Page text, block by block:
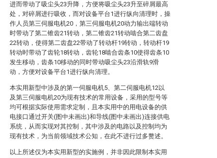
进而带动了吸尘头23升降，方便将吸尘头23升至碎屑最高
处，对碎屑进行吸收，而对设备平台1进行纵向清理时，操
作人员第三伺服电机20，第三伺服电机20动力输出端转动
时带动了第二锥齿21转动，第二锥齿21转动啮合第二齿盘
22转动，使得第二齿盘22带动了转动杆19转动，转动杆19
转动时带动了齿轮18转动，齿轮18啮合齿条10使得齿条10
发生移动，齿条10移动的同时带动吸尘头23沿滑轨9滑
动，方便对设备平台1进行纵向清理。
本实用新型中涉及的第一伺服电机5、第二伺服电机12以
及第三伺服电机20为现有技术的常用设备，采用的型号等
均可根据实际使用需求定制，且本实用中的用电设备的供
电接口通过开关(图中未画出)和导线(图中未画出)连接供电
系统，从而实现对其控制，其中涉及的电路以及控制均为
现有技术，为当前领域技术公知，在此不进行过多赘述。
以上所述仅为本实用新型的实施例，并非因此限制本实用